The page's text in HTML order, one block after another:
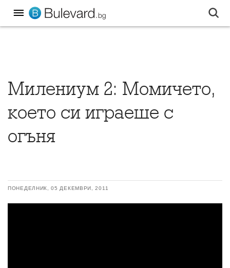
Милениум 2: Момичето,
което си играеше с
огъня
ПОНЕДЕЛНИК, 05 ДЕКЕМВРИ, 2011